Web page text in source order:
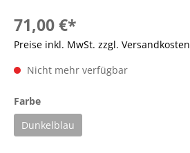
71,00 €*
Preise inkl. MwSt. zzgl. Versandkosten
Nicht mehr verfügbar
Farbe
Dunkelblau